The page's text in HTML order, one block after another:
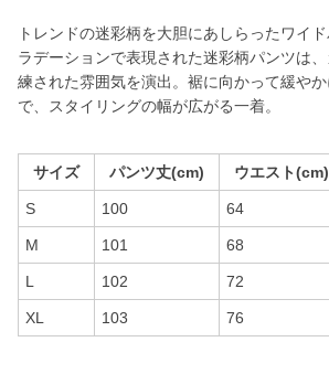
トレンドの迷彩柄を大胆にあしらったワイ
ラデーションで表現された迷彩柄パンツは
練された雰囲気を演出。裾に向かって緩や
で、スタイリングの幅が広がる一着。
サイズ パンツ丈(cm) ウエスト(cm)
S 100 64
M 101 68
L 102 72
XL 103 76